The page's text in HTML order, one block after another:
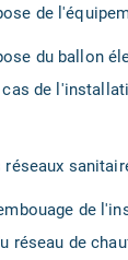
de
du ballon
de
réseaux
de
réseau de